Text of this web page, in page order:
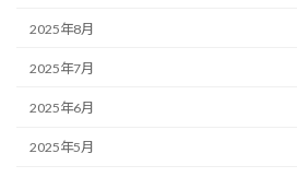
2025年8月
2025年7月
2025年6月
2025年5月